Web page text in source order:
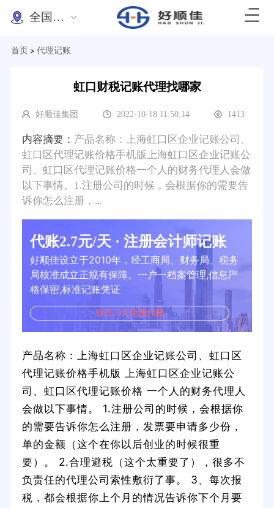
全国办理
首页 > 代理记账
虹口财税记账代理找哪家
好顺佳集团 2022-10-18 11:50:14 1413
内容摘要： 产品名称：上海虹口区企业记账公司、
虹口区代理记账价格手机版上海虹口区企业记账公
司、虹口区代理记账价格一个人的财务代理人会做
以下事情。1.注册公司的时候，会根据你的需要告
诉你怎么注册，...
代账2.7元/天 · 注册会计师记账
好顺佳设立于2010年，经工商局、财务局、税务
局核准成立正规有保障。一户一档案管理,信息严
格保密,标准记账凭证
领取30天免费代账
产品名称：上海虹口区企业记账公司、虹口区
代理记账价格手机版 上海虹口区企业记账公
司、虹口区代理记账价格 一个人的财务代理人
会做以下事情。 1.注册公司的时候，会根据你
的需要告诉你怎么注册，发票要申请多少份，
单的金额（这个在你以后创业的时候很重
要）。 2.合理避税（这个太重要了），很多不
负责任的代理公司索性敷衍了事。 3、每次报
税，都会根据你上个月的情况告诉你下个月要